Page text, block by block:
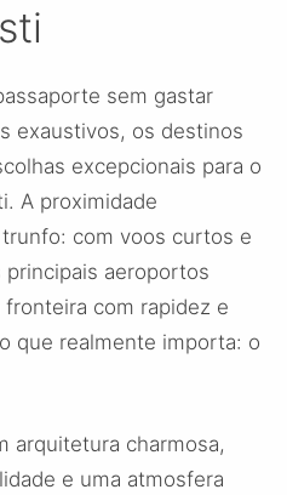
sem gastar
exaustivos, os destinos
excepcionais para o
A proximidade
com voos curtos e
aeroportos
com rapidez e
que realmente importa: o
arquitetura charmosa,
e uma atmosfera